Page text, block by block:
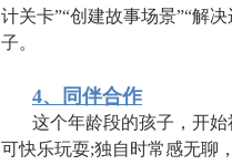
计关卡”“创建故事场景”“解
子。
4、同伴合作
这个年龄段的孩子，开
可快乐玩耍;独自时常感无聊